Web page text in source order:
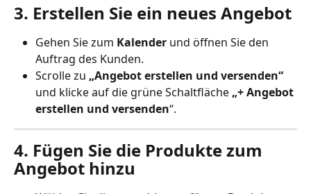
3. Erstellen Sie ein neues Angebot
Gehen Sie zum Kalender und öffnen Sie den
Auftrag des Kunden.
Scrolle zu „Angebot erstellen und versenden“
und klicke auf die grüne Schaltfläche „+ Angebot
erstellen und versenden“.
4. Fügen Sie die Produkte zum
Angebot hinzu